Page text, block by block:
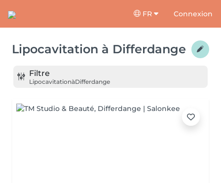
FR Connexion
Lipocavitation à Differdange
Filtre
LipocavitationàDifferdange